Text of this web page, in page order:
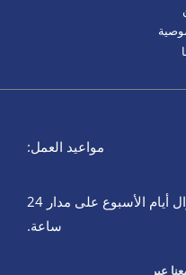
مواعيد العمل:
نلتزم بتقديم خدماتنا طوال أيام الأسبوع على مدار 24
ساعة.
عبر